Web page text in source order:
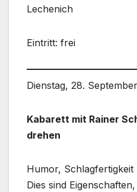
Lechenich
Eintritt: frei
Dienstag, 28.
Kabarett mit Rainer
drehen
Humor, Schlagfertigkeit
Dies sind